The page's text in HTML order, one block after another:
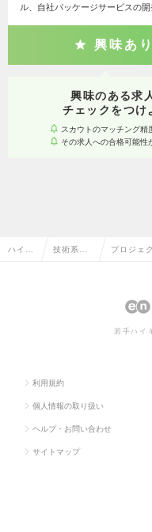
ル、自社パッケージサービスの
興味あり
興味のある求
チェックをつけ
スカウトのマッチング精
その求人への合格可能性
ハイク 技術系（I プロジェ
ジ・ミド
若手ハイ
利用規約
個人情報の取り扱い
ヘルプ・お問い合わせ
サイトマップ